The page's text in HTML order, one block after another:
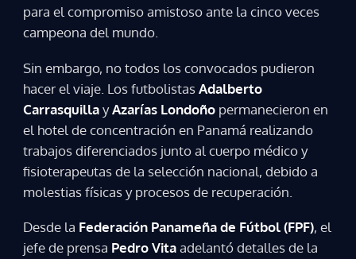
para el compromiso amistoso ante la cinco veces
campeona del mundo.
Sin embargo, no todos los convocados pudieron
hacer el viaje. Los futbolistasAdalberto
CarrasquillayAzarías Londoño permanecieron en
el hotel de concentración en Panamá realizando
trabajos diferenciados junto al cuerpo médico y
fisioterapeutas de la selección nacional, debido a
molestias físicas y procesos de recuperación.
Desde la Federación Panameña de Fútbol (FPF), el
jefe de prensa Pedro Vitaadelantó detalles de la